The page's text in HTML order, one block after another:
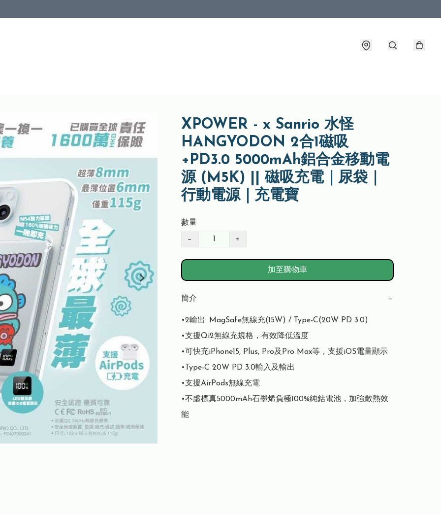
XPOWER - x Sanrio 水怪
HANGYODON 2合1磁吸
+PD3.0 5000mAh鋁合金移動電
源 (M5K) || 磁吸充電｜尿袋｜
行動電源｜充電寶
數量
− +
加至購物車
簡介 −
•2輸出: MagSafe無線充(15W) / Type-C(20W PD 3.0)
•支援Qi2無線充規格，有效降低溫度
•可快充iPhone15, Plus, Pro及Pro Max等，支援iOS電量顯示
•Type-C 20W PD 3.0輸入及輸出
•支援AirPods無線充電
•不虛標真5000mAh石墨烯負極100%純鈷電池，加強散熱效
能